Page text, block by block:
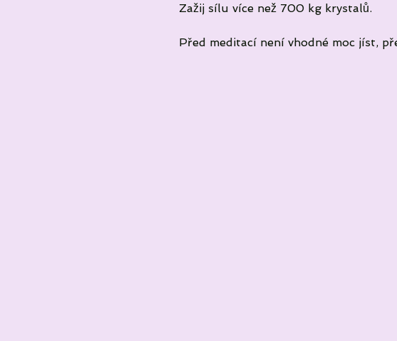
Zažij sílu více než 700 kg krystalů.
Před meditací není vhodné moc jíst,